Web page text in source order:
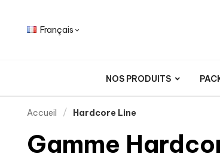
Français 
NOS PRODUITS
Accueil Hardcore Line
Gamme